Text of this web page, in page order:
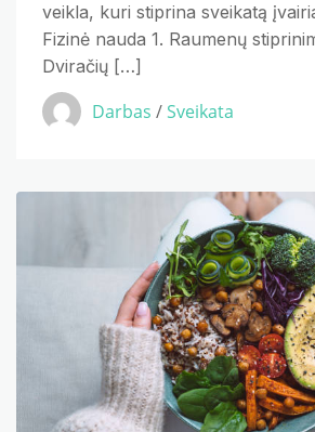
veikla, kuri stiprina sveikatą
Fizinė nauda 1. Raumenų
Dviračių […]
Darbas /Sveikata